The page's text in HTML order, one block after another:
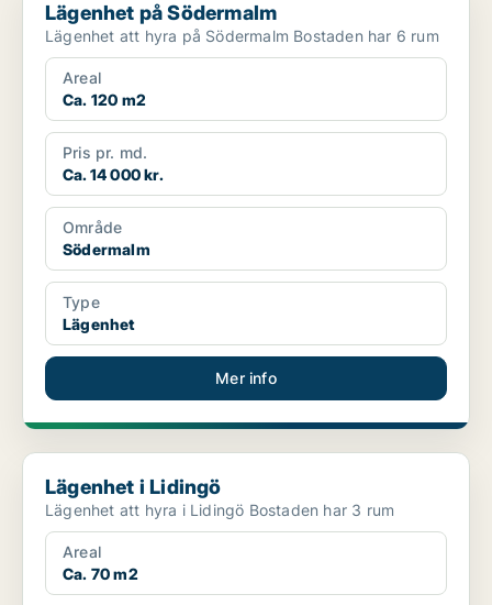
Lägenhet på Södermalm
Lägenhet att hyra på Södermalm Bostaden har 6 rum
Areal
Ca. 120 m2
Pris pr. md.
Ca. 14 000 kr.
Område
Södermalm
Type
Lägenhet
Mer info
Lägenhet i Lidingö
Lägenhet i Lidingö
Lägenhet att hyra i Lidingö Bostaden har 3 rum
Areal
Ca. 70 m2